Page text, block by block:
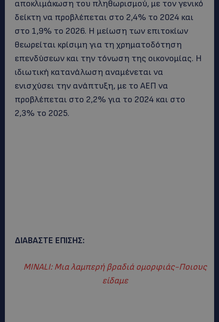
αποκλιμάκωση του πληθωρισμού, με τον γενικό
δείκτη να προβλέπεται στο 2,4% το 2024 και
στο 1,9% το 2026. Η μείωση των επιτοκίων
θεωρείται κρίσιμη για τη χρηματοδότηση
επενδύσεων και την τόνωση της οικονομίας. Η
ιδιωτική κατανάλωση αναμένεται να
ενισχύσει την ανάπτυξη, με το ΑΕΠ να
προβλέπεται στο 2,2% για το 2024 και στο
2,3% το 2025.
ΔΙΑΒΑΣΤΕ ΕΠΙΣΗΣ:
MINALI: Μια λαμπερή βραδιά ομορφιάς-Ποιους
είδαμε